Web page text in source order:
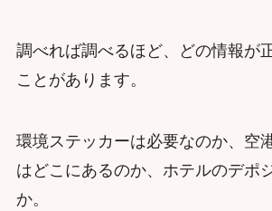
調べれば調べるほど、どの情報が
ことがあります。
環境ステッカーは必要なのか、空
はどこにあるのか、ホテルのデポ
か。